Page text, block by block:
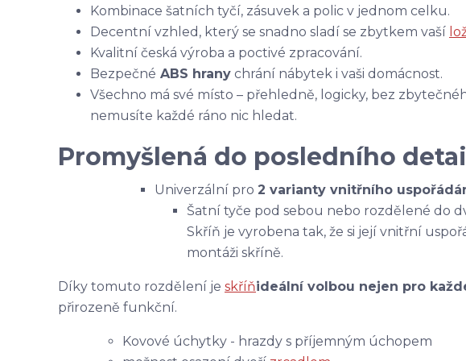
Kombinace šatních tyčí, zásuvek a polic v jednom celku.
Decentní vzhled, který se snadno sladí se zbytkem vaší
Kvalitní česká výroba a poctivé zpracování.
Bezpečné ABS hrany chrání nábytek i vaši domácnost.
Všechno má své místo – přehledně, logicky, bez
nemusíte každé ráno nic hledat.
Promyšlená do posledního
Univerzální pro 2 varianty vnitřního
Šatní tyče pod sebou nebo rozdělené do
Skříň je vyrobena tak, že si její vnitřní
montáži skříně.
Díky tomuto rozdělení je skříňideální volbou nejen pro
přirozeně funkční.
Kovové úchytky - hrazdy s příjemným úchopem